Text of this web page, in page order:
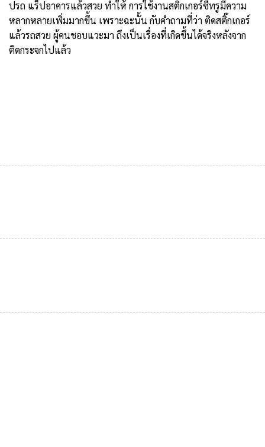
ปรถ แร็ปอาคารแล้วสวย ทำให้ การใช้งานสติ๊กเกอร์ซีทรูมีความ
หลากหลายเพิ่มมากขึ้น เพราะฉะนั้น กับคำถามที่ว่า ติดสติ๊กเกอร์
แล้วรถสวย ผู้คนชอบแวะมา ถึงเป็นเรื่องที่เกิดขึ้นได้จริงหลังจาก
ติดกระจกไปแล้ว